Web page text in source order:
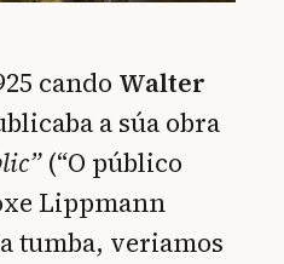
cando Walter
a súa obra
(“O público
Lippmann
tumba, veriamos